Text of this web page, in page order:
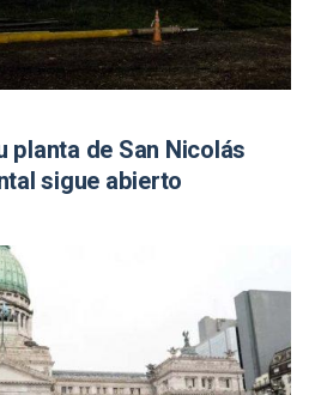
planta de San Nicolás
sigue abierto